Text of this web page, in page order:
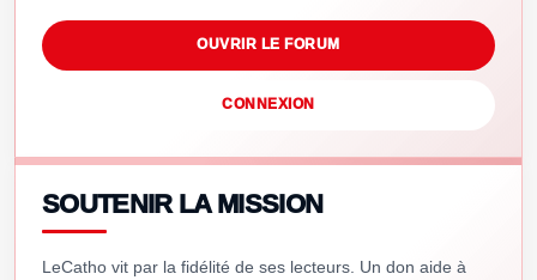
OUVRIR LE FORUM
CONNEXION
SOUTENIR LA MISSION
LeCatho vit par la fidélité de ses lecteurs. Un don aide à